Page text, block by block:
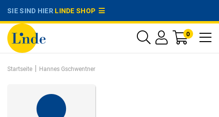
SIE SIND HIERLINDE SHOP
0
Startseite | Hannes Gschwentner